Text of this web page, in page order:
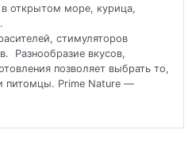
открытом море, курица,
стимуляторов
Разнообразие вкусов,
позволяет выбрать то,
питомцы. Prime Nature —